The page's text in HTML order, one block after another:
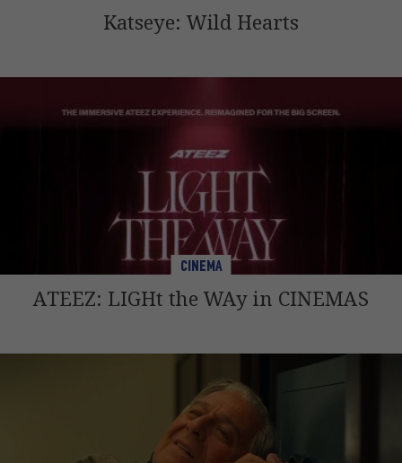
Katseye: Wild Hearts
CINEMA
ATEEZ: LIGHt the WAy in CINEMAS